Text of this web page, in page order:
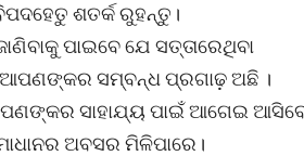
ଶତର୍କ ରୁହନ୍ତୁ।
ପାଇବେ ଯେ ସତ୍ତାରେଥିବା
ସମ୍ବନ୍ଧ ପ୍ରଗାଢ଼ ଅଛି ।
ସାହାଯ୍ୟ ପାଇଁ ଆଗେଇ
ଅବସର ମିଳିପାରେ।